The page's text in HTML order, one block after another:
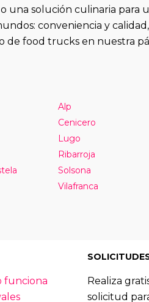
una solución culinaria
conveniencia y
de food trucks en nuestra
Alp
Cenicero
Lugo
Ribarroja
Solsona
Vilafranca
funciona
Realiza
solicitud